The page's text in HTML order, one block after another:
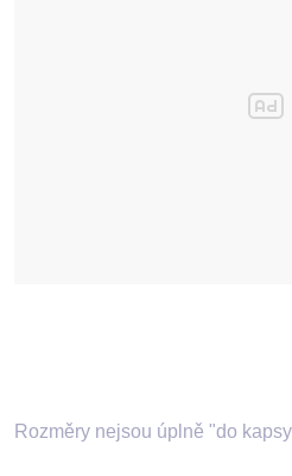
Rozměry nejsou úplně "do